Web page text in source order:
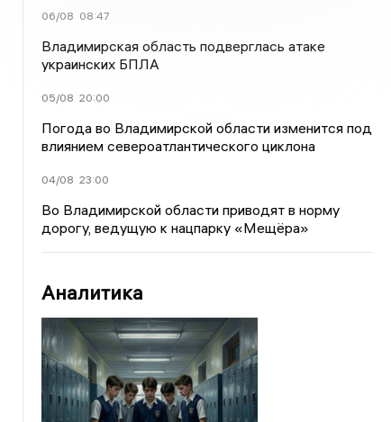
06/08 08:47
Владимирская область подверглась атаке
украинских БПЛА
05/08 20:00
Погода во Владимирской области изменится под
влиянием североатлантического циклона
04/08 23:00
Во Владимирской области приводят в норму
дорогу, ведущую к нацпарку «Мещёра»
Аналитика